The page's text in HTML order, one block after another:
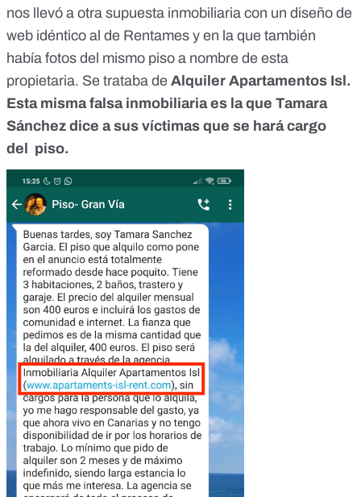
nos llevó a otra supuesta inmobiliaria con un diseño de
web idéntico al de Rentames y en la que también
había fotos del mismo piso a nombre de esta
propietaria. Se trataba de Alquiler Apartamentos Isl.
Esta misma falsa inmobiliaria es la que Tamara
Sánchez dice a sus víctimas que se hará cargo
del piso.